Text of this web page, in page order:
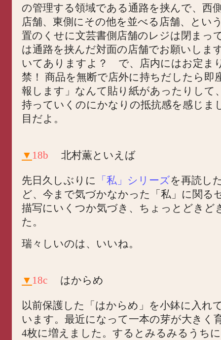
の管理する領域である通路を挟んで、西
店舗、東側にその他を並べる店舗、とい
置のくせに文芸書側店舗のレジは閉まっ
は通路を挟んだ対面の店舗でお願いしま
いてありますよ？ で、店内にはお定ま
禁！ 商品を無断で店外に持ちだしたら即
報します」なんて貼り紙があったりして
持っていくのにかなりの抵抗感を感じま
目だよ。
▼ 18b 北村薫といえば
先日久しぶりに 「私」シリーズを再読し
ど、今まで気づかなかった「私」に関る
描写にいくつか気づき、ちょっとどきど
た。
瑞々しいのは、いいね。
▼ 18c はからめ
以前保護した「はからめ」を小鉢に入れ
います。最近になって一本の芽が大きく
4枚に増えました。するとみるみるうち